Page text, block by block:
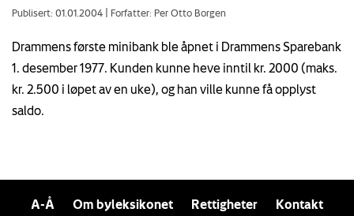
Publisert: 01.01.2004 Forfatter: Per Otto Borgen
Drammens første minibank ble åpnet i Drammens Sparebank
1. desember 1977. Kunden kunne heve inntil kr. 2000 (maks.
kr. 2.500 i løpet av en uke), og han ville kunne få opplyst
saldo.
A-Å Om byleksikonet Rettigheter Kontakt